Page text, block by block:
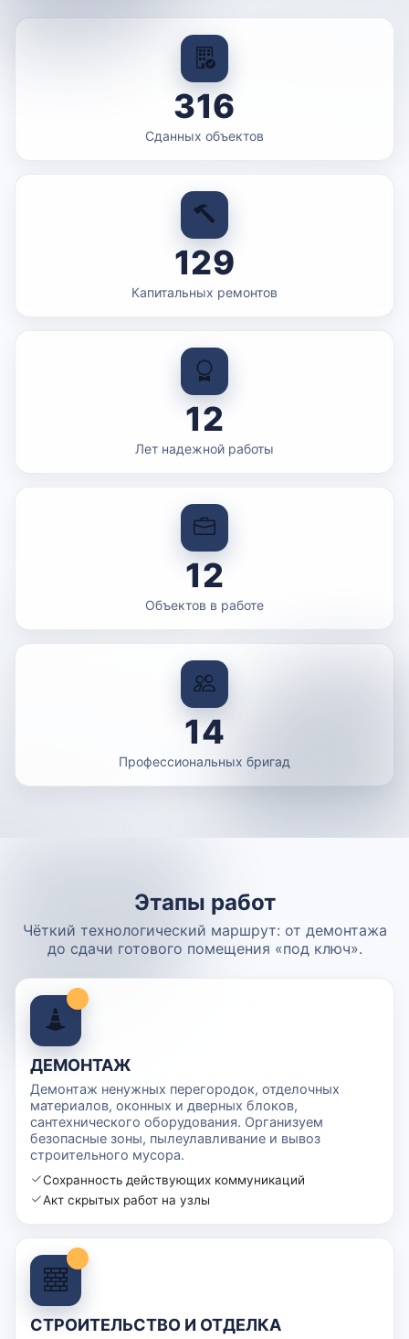
316
Сданных объектов
129
Капитальных ремонтов
12
Лет надежной работы
12
Объектов в работе
14
Профессиональных бригад
Этапы работ
Чёткий технологический маршрут: от демонтажа
до сдачи готового помещения «под ключ».
ДЕМОНТАЖ
Демонтаж ненужных перегородок, отделочных
материалов, оконных и дверных блоков,
сантехнического оборудования. Организуем
безопасные зоны, пылеулавливание и вывоз
строительного мусора.
Сохранность действующих коммуникаций
Акт скрытых работ на узлы
СТРОИТЕЛЬСТВО И ОТДЕЛКА